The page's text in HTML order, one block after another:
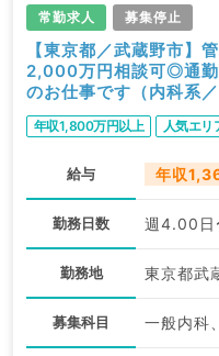
常勤求人 募集停止
【東京都／武蔵野市】
2,000万円相談可◎通勤
のお仕事です（内科系／
年収1,800万円以上 人気エリ
給与 年収
勤務日数 週4.00日
勤務地 東京都武
募集科目 一般内科